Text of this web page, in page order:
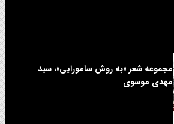
مجموعه شعر «به روش سامورایی»، سید
مهدی موسوی